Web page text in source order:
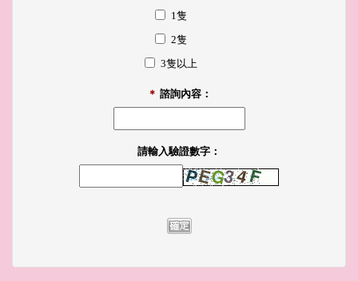
1隻
2隻
3隻以上
＊ 諮詢內容：
請輸入驗證數字：